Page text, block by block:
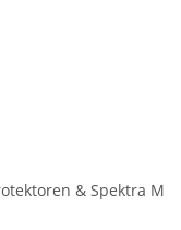
& Spektra M